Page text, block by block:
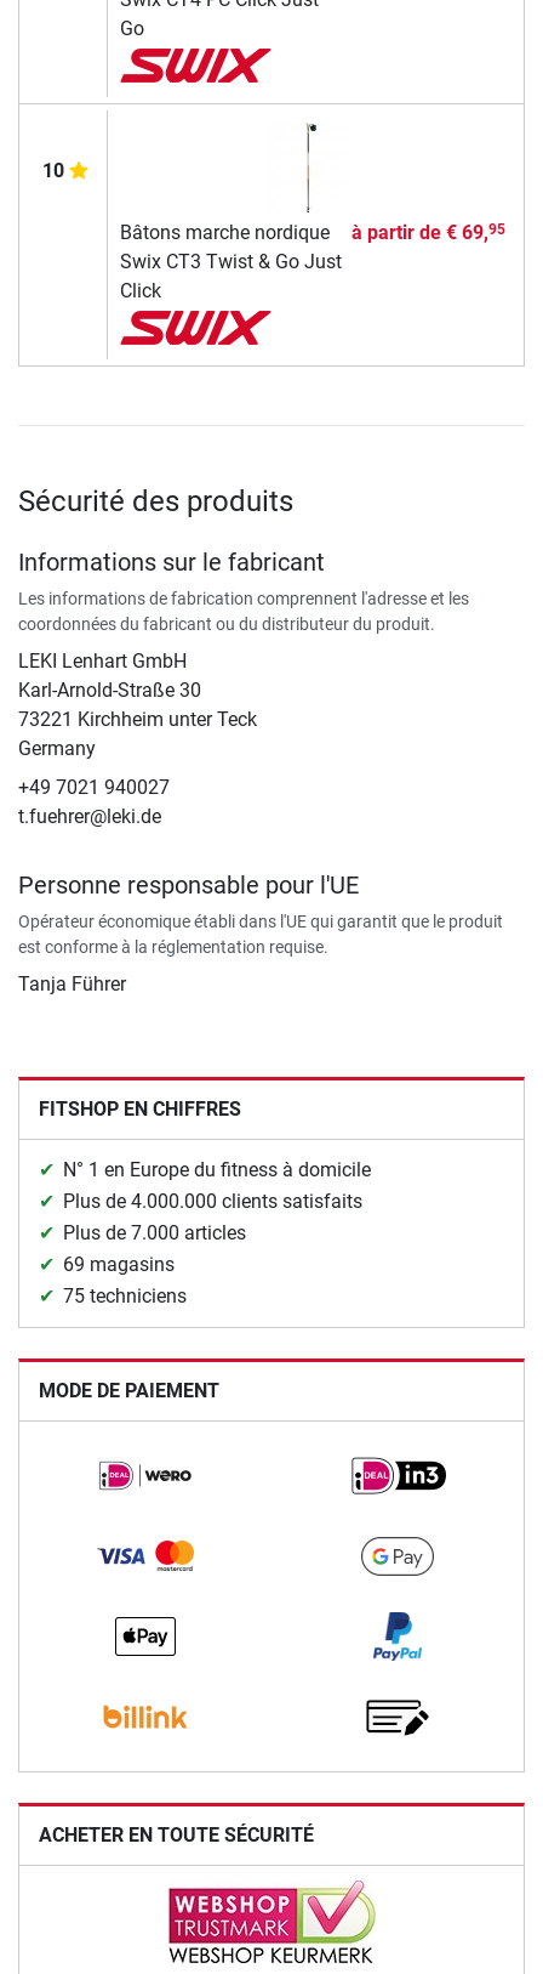
Go
10
Bâtons marche nordique
Swix CT3 Twist & Go Just
Click
à partir de € 69,95
Sécurité des produits
Informations sur le fabricant
Les informations de fabrication comprennent l'adresse et les
coordonnées du fabricant ou du distributeur du produit.
LEKI Lenhart GmbH
Karl-Arnold-Straße 30
73221 Kirchheim unter Teck
Germany
+49 7021 940027
t.fuehrer@leki.de
Personne responsable pour l'UE
Opérateur économique établi dans l'UE qui garantit que le produit
est conforme à la réglementation requise.
Tanja Führer
FITSHOP EN CHIFFRES
N° 1 en Europe du fitness à domicile
Plus de 4.000.000 clients satisfaits
Plus de 7.000 articles
69 magasins
75 techniciens
MODE DE PAIEMENT
ACHETER EN TOUTE SÉCURITÉ